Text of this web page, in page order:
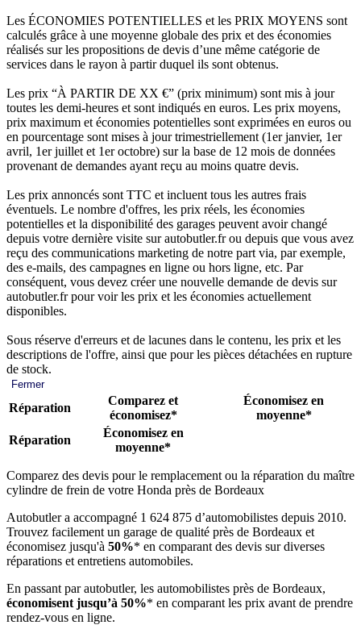
Les ÉCONOMIES POTENTIELLES et les PRIX MOYENS sont
calculés grâce à une moyenne globale des prix et des économies
réalisés sur les propositions de devis d’une même catégorie de
services dans le rayon à partir duquel ils sont obtenus.
Les prix “À PARTIR DE XX €” (prix minimum) sont mis à jour
toutes les demi-heures et sont indiqués en euros. Les prix moyens,
prix maximum et économies potentielles sont exprimées en euros ou
en pourcentage sont mises à jour trimestriellement (1er janvier, 1er
avril, 1er juillet et 1er octobre) sur la base de 12 mois de données
provenant de demandes ayant reçu au moins quatre devis.
Les prix annoncés sont TTC et incluent tous les autres frais
éventuels. Le nombre d'offres, les prix réels, les économies
potentielles et la disponibilité des garages peuvent avoir changé
depuis votre dernière visite sur autobutler.fr ou depuis que vous avez
reçu des communications marketing de notre part via, par exemple,
des e-mails, des campagnes en ligne ou hors ligne, etc. Par
conséquent, vous devez créer une nouvelle demande de devis sur
autobutler.fr pour voir les prix et les économies actuellement
disponibles.
Sous réserve d'erreurs et de lacunes dans le contenu, les prix et les
descriptions de l'offre, ainsi que pour les pièces détachées en rupture
de stock.
Fermer
Réparation
Comparez et
économisez*
Économisez en
moyenne*
Réparation
Économisez en
moyenne*
Comparez des devis pour le remplacement ou la réparation du maître
cylindre de frein de votre Honda près de Bordeaux
Autobutler a accompagné 1 624 875 d’automobilistes depuis 2010.
Trouvez facilement un garage de qualité près de Bordeaux et
économisez jusqu'à 50%* en comparant des devis sur diverses
réparations et entretiens automobiles.
En passant par autobutler, les automobilistes près de Bordeaux,
économisent jusqu’à 50%* en comparant les prix avant de prendre
rendez-vous en ligne.